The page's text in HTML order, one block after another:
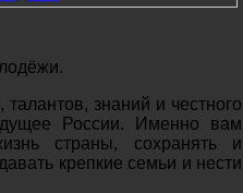
знаний и честного
России. Именно вам
страны, сохранять и
крепкие семьи и нести